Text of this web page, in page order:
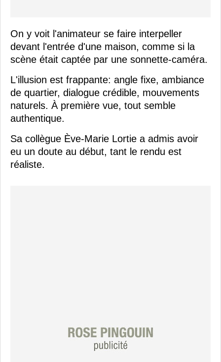
On y voit l'animateur se faire interpeller
devant l'entrée d'une maison, comme si la
scène était captée par une sonnette-caméra.
L'illusion est frappante: angle fixe, ambiance
de quartier, dialogue crédible, mouvements
naturels. À première vue, tout semble
authentique.
Sa collègue Ève-Marie Lortie a admis avoir
eu un doute au début, tant le rendu est
réaliste.